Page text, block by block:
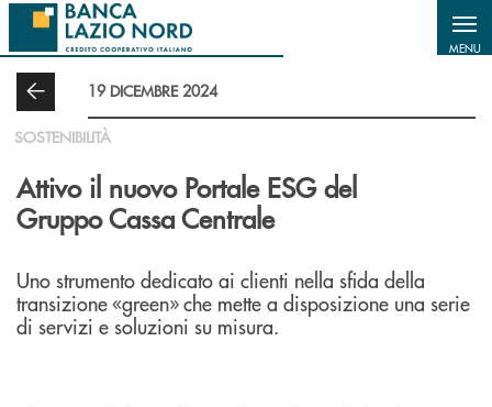
Salta al contenuto principale
MENU
19 DICEMBRE 2024
SOSTENIBILITÀ
Attivo il nuovo Portale ESG del
Gruppo Cassa Centrale
Uno strumento dedicato ai clienti nella sfida della
transizione «green» che mette a disposizione una serie
di servizi e soluzioni su misura.